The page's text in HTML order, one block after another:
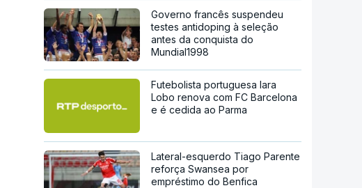
Governo francês suspendeu
testes antidoping à seleção
antes da conquista do
Mundial1998
Futebolista portuguesa Iara
Lobo renova com FC Barcelona
e é cedida ao Parma
Lateral-esquerdo Tiago Parente
reforça Swansea por
empréstimo do Benfica